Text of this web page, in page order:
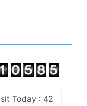
Today : 42